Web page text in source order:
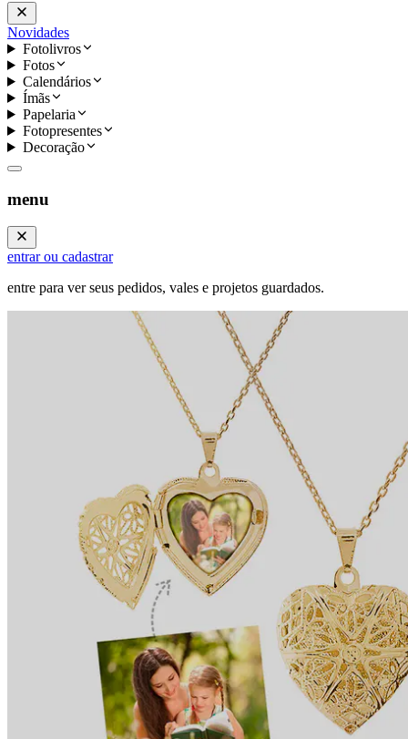
Novidades
Fotolivros
Fotos
Calendários
Ímãs
Papelaria
Fotopresentes
Decoração
menu
entrar ou cadastrar
entre para ver seus pedidos, vales e projetos guardados.